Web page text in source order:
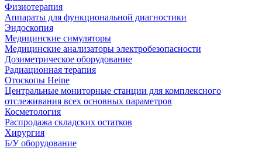
Физиотерапия
Аппараты для функциональной диагностики
Эндоскопия
Медицинские симуляторы
Медицинские анализаторы электробезопасности
Дозиметрическое оборудование
Радиационная терапия
Отоскопы Heine
Центральные мониторные станции для комплексного
отслеживания всех основных параметров
Косметология
Распродажа складских остатков
Хирургия
Б/У оборудование